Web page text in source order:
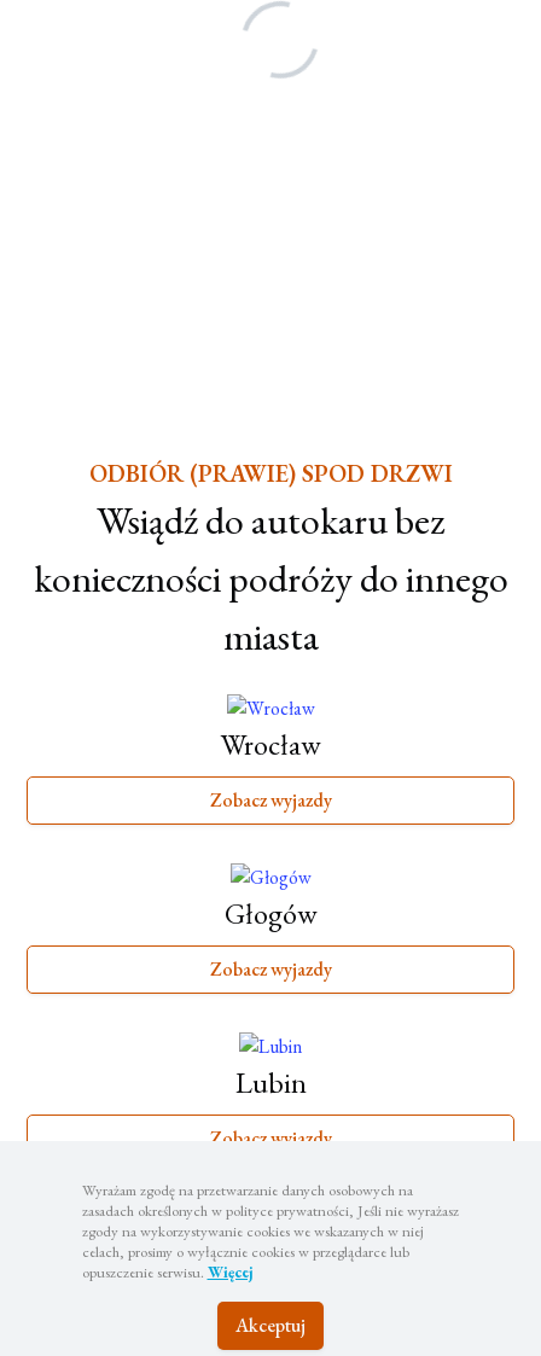
ODBIÓR (PRAWIE) SPOD DRZWI
Wsiądź do autokaru bez
konieczności podróży do innego
miasta
Wrocław
Zobacz wyjazdy
Głogów
Zobacz wyjazdy
Lubin
Zobacz wyjazdy
Legnica
Zobacz wyjazdy
Wyrażam zgodę na przetwarzanie danych osobowych na
zasadach określonych w polityce prywatności, Jeśli nie wyrażasz
zgody na wykorzystywanie cookies we wskazanych w niej
celach, prosimy o wyłącznie cookies w przeglądarce lub
opuszczenie serwisu. Więcej
Akceptuj